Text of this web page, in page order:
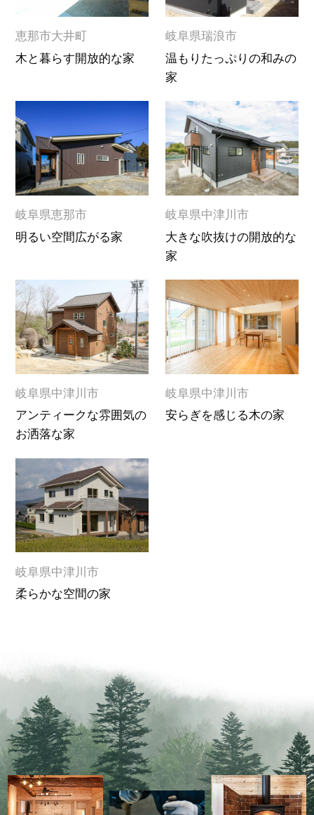
恵那市大井町
木と暮らす開放的な家
岐阜県瑞浪市
温もりたっぷりの和みの
家
岐阜県恵那市
明るい空間広がる家
岐阜県中津川市
大きな吹抜けの開放的な
家
岐阜県中津川市
アンティークな雰囲気の
お洒落な家
岐阜県中津川市
安らぎを感じる木の家
岐阜県中津川市
柔らかな空間の家